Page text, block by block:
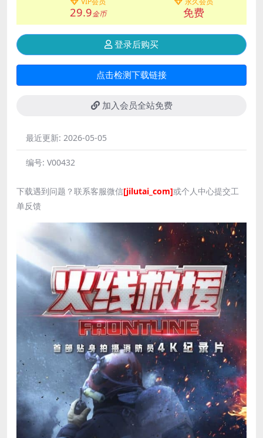
29.9金币 免费
登录后购买
点击检测下载链接
加入会员全站免费
最近更新: 2026-05-05
编号: V00432
下载遇到问题？联系客服微信[jilutai_com]或个人中心提交工
单反馈